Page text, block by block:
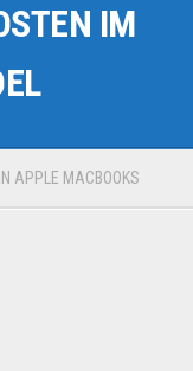
IM
APPLE MACBOOKS